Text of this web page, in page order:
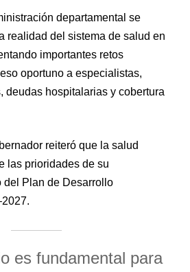
departamental se
realidad del sistema de salud en
importantes retos
oportuno a especialistas,
deudas hospitalarias y cobertura
reiteró que la salud
las prioridades de su
del Plan de Desarrollo
es fundamental para